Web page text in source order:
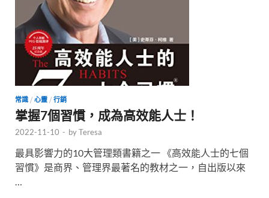
常識 / 心靈 / 行銷
掌握7個習慣，成為高效能人士！
2022-11-10 - byTeresa
最具影響力的10大管理類書籍之一 《高效能人士的七個
習慣》是商界、管理界最著名的教材之一，自出版以來